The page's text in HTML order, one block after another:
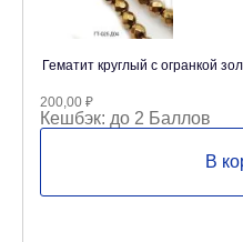
Гематит круглый с огранкой
200,00 ₽
Кешбэк: до 2 Баллов
В